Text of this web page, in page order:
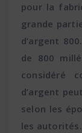
pour la
grande
d’argent
de 800
considéré
d’argent
selon les
les autorités.